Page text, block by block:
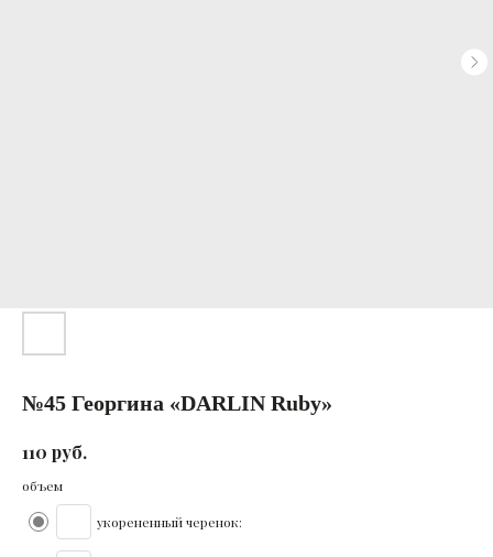
№45 Георгина «DARLIN Ruby»
110 руб.
объем
укорененный черенок: